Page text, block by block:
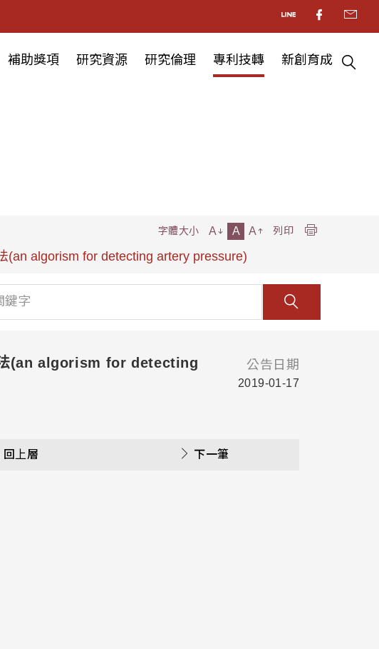
補助獎項 研究資源 研究倫理 專利技轉 新創育成
(an algorism for detecting artery pressure)
字體大小 A A A 列印
法(an algorism for detecting
公告日期
2019-01-17
回上層 下一筆